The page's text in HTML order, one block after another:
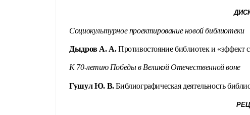
Социокультурное проектирование новой библиотеки
Дыдров А. А.Противостояние библиотек и «эффект
К 70-летию Победы в Великой Отечественной воне
Гушул Ю. В.Библиографическая деятельность